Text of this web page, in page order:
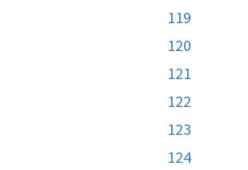
119
120
121
122
123
124